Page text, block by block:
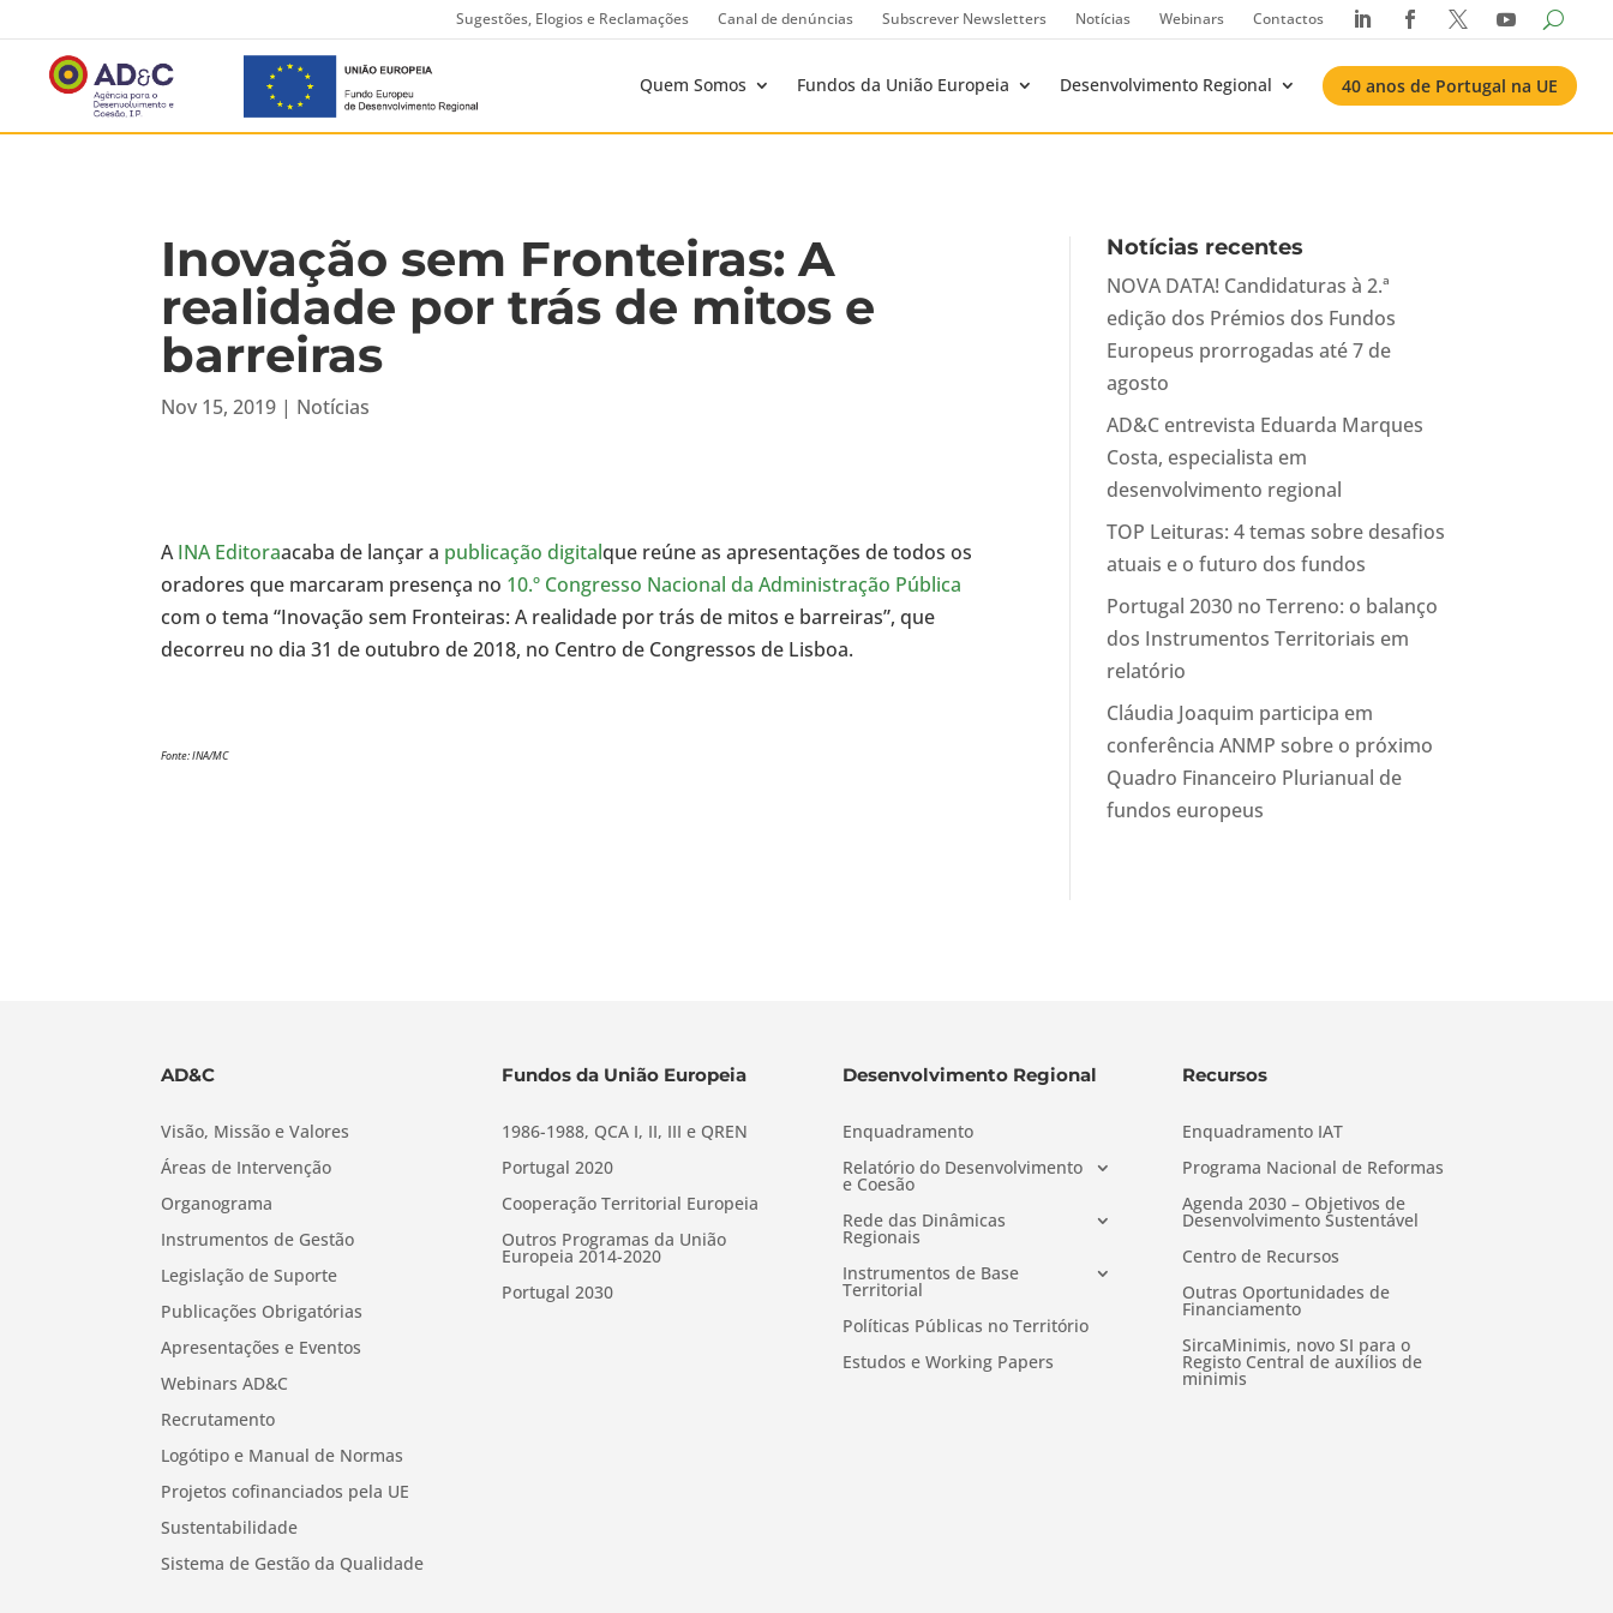
Sugestões, Elogios e Reclamações Canal de denúncias Subscrever Newsletters Notícias Webinars Contactos    
Quem Somos Fundos da União Europeia Desenvolvimento Regional 40 anos de Portugal na UE
Inovação sem Fronteiras: A
realidade por trás de mitos e
barreiras
Nov 15, 2019 | Notícias
AINA Editoraacaba de lançar a publicação digitalque reúne as apresentações de todos os
oradores que marcaram presença no 10.º Congresso Nacional da Administração Pública
com o tema “Inovação sem Fronteiras: A realidade por trás de mitos e barreiras”, que
decorreu no dia 31 de outubro de 2018, no Centro de Congressos de Lisboa.
Fonte: INA/MC
Notícias recentes
NOVA DATA! Candidaturas à 2.ª
edição dos Prémios dos Fundos
Europeus prorrogadas até 7 de
agosto
AD&C entrevista Eduarda Marques
Costa, especialista em
desenvolvimento regional
TOP Leituras: 4 temas sobre desafios
atuais e o futuro dos fundos
Portugal 2030 no Terreno: o balanço
dos Instrumentos Territoriais em
relatório
Cláudia Joaquim participa em
conferência ANMP sobre o próximo
Quadro Financeiro Plurianual de
fundos europeus
AD&C
Visão, Missão e Valores
Áreas de Intervenção
Organograma
Instrumentos de Gestão
Legislação de Suporte
Publicações Obrigatórias
Apresentações e Eventos
Webinars AD&C
Recrutamento
Logótipo e Manual de Normas
Projetos cofinanciados pela UE
Sustentabilidade
Sistema de Gestão da Qualidade
Fundos da União Europeia
1986-1988, QCA I, II, III e QREN
Portugal 2020
Cooperação Territorial Europeia
Outros Programas da União
Europeia 2014-2020
Portugal 2030
Desenvolvimento Regional
Enquadramento
Relatório do Desenvolvimento
e Coesão
Rede das Dinâmicas
Regionais
Instrumentos de Base
Territorial
Políticas Públicas no Território
Estudos e Working Papers
Recursos
Enquadramento IAT
Programa Nacional de Reformas
Agenda 2030 – Objetivos de
Desenvolvimento Sustentável
Centro de Recursos
Outras Oportunidades de
Financiamento
SircaMinimis, novo SI para o
Registo Central de auxílios de
minimis